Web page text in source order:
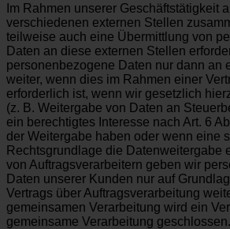
Im Rahmen unserer Geschäftstätigkeit
verschiedenen externen Stellen
teilweise auch eine Übermittlung von
Daten an diese externen Stellen
personenbezogene Daten nur dann an
weiter, wenn dies im Rahmen einer
erforderlich ist, wenn wir gesetzlich
(z. B. Weitergabe von Daten an
ein berechtigtes Interesse nach Art. 6
der Weitergabe haben oder wenn eine
Rechtsgrundlage die Datenweitergabe
von Auftragsverarbeitern geben wir
Daten unserer Kunden nur auf
Vertrags über Auftragsverarbeitung
gemeinsamen Verarbeitung wird ein
gemeinsame Verarbeitung geschlossen.